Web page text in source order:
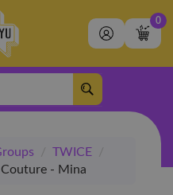
0
/ TWICE
/
- Mina